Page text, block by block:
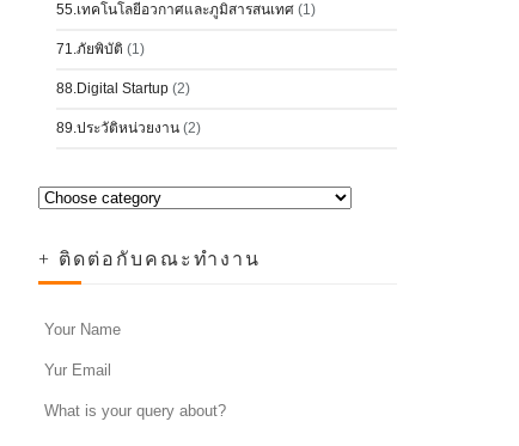
55.เทคโนโลยีอวกาศและภูมิสารสนเทศ (1)
71.ภัยพิบัติ (1)
88.Digital Startup (2)
89.ประวัติหน่วยงาน (2)
+ ติดต่อกับคณะทำงาน